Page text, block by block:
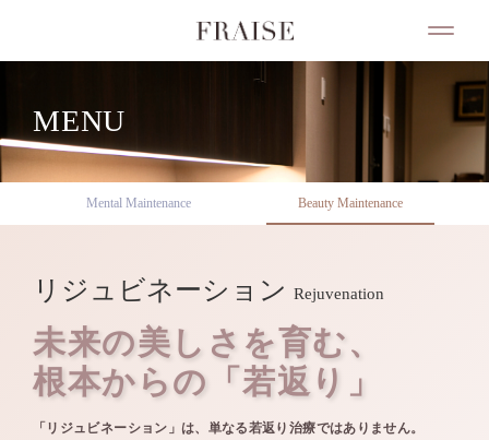
MENU
Mental Maintenance Beauty Maintenance
リジュビネーション Rejuvenation
未来の美しさを育む、
根本からの「若返り」
「リジュビネーション」は、単なる若返り治療ではありません。